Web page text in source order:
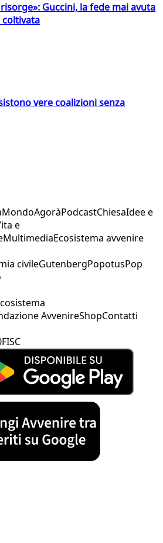
Guccini, la fede mai avuta
coltivata
vere coalizioni senza
MondoAgoràPodcastChiesaIdee e
e
MultimediaEcosistema avvenire
civileGutenbergPopotusPop
AvvenireShopContatti
FISC